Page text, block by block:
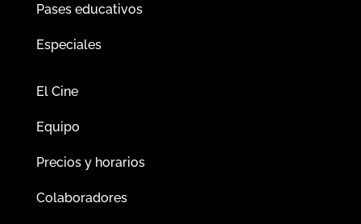
Pases educativos
Especiales
El Cine
Equipo
Precios y horarios
Colaboradores